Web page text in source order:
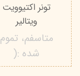
تونر اکتیوویت
ویتالیر
متاسفم، تموم
شده :(